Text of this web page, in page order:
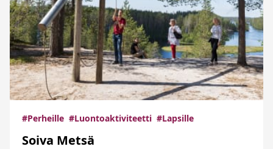
#Perheille #Luontoaktiviteetti #Lapsille
Soiva Metsä